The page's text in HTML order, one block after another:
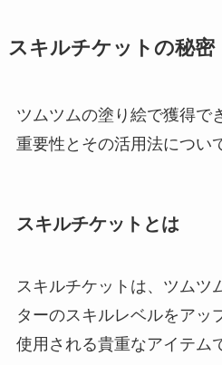
スキルチケットの秘密
ツムツムの塗り絵で獲得で
重要性とその活用法につい
スキルチケットとは
スキルチケットは、ツムツ
ターのスキルレベルをアッ
使用される貴重なアイテム